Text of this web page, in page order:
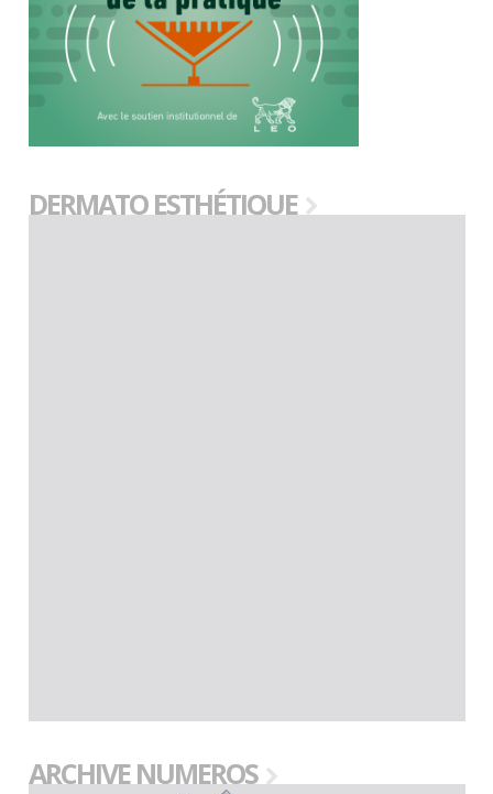
DERMATO ESTHÉTIQUE
ARCHIVE NUMEROS